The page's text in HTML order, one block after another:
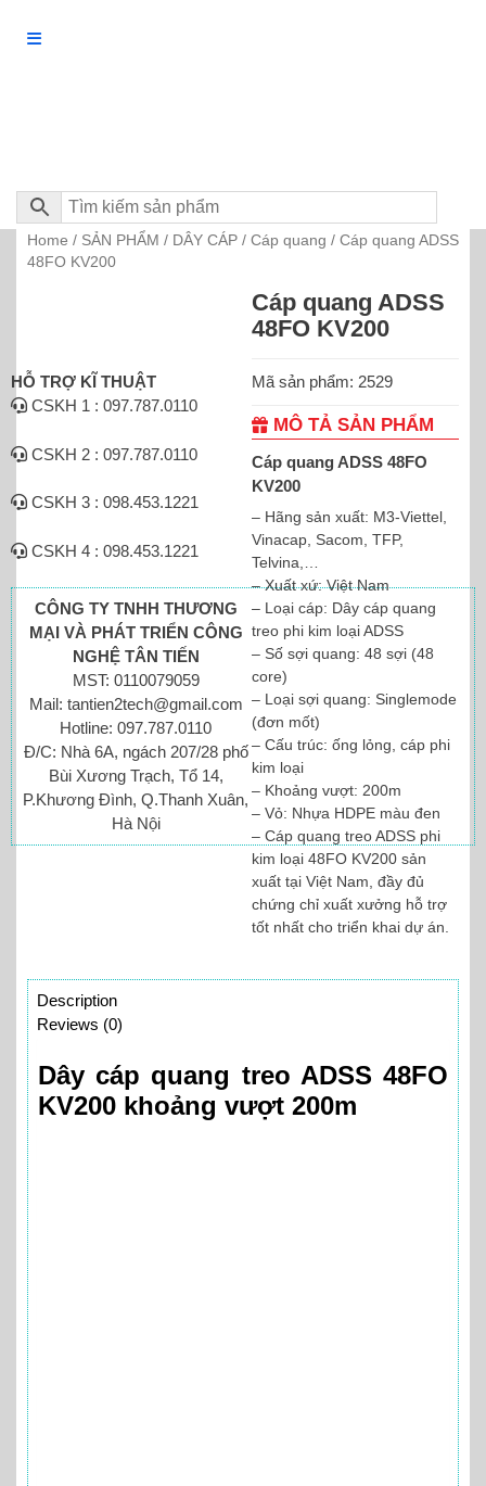
Home / SẢN PHẨM / DÂY CÁP / Cáp quang / Cáp quang ADSS
48FO KV200
Cáp quang ADSS
48FO KV200
Mã sản phẩm: 2529
MÔ TẢ SẢN PHẨM
Cáp quang ADSS 48FO
KV200
– Hãng sản xuất: M3-Viettel,
Vinacap, Sacom, TFP,
Telvina,…
– Xuất xứ: Việt Nam
– Loại cáp: Dây cáp quang
treo phi kim loại ADSS
– Số sợi quang: 48 sợi (48
core)
– Loại sợi quang: Singlemode
(đơn mốt)
– Cấu trúc: ống lỏng, cáp phi
kim loại
– Khoảng vượt: 200m
– Vỏ: Nhựa HDPE màu đen
– Cáp quang treo ADSS phi
kim loại 48FO KV200 sản
xuất tại Việt Nam, đầy đủ
chứng chỉ xuất xưởng hỗ trợ
tốt nhất cho triển khai dự án.
HỖ TRỢ KĨ THUẬT
CSKH 1 : 097.787.0110
CSKH 2 : 097.787.0110
CSKH 3 : 098.453.1221
CSKH 4 : 098.453.1221
CÔNG TY TNHH THƯƠNG
MẠI VÀ PHÁT TRIỂN CÔNG
NGHỆ TÂN TIẾN
MST: 0110079059
Mail: tantien2tech@gmail.com
Hotline: 097.787.0110
Đ/C: Nhà 6A, ngách 207/28 phố
Bùi Xương Trạch, Tổ 14,
P.Khương Đình, Q.Thanh Xuân,
Hà Nội
Description
Reviews (0)
Dây cáp quang treo ADSS 48FO
KV200 khoảng vượt 200m